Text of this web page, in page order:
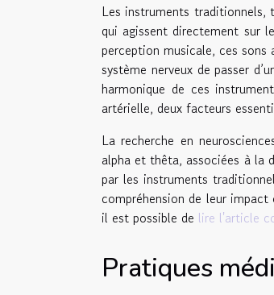
Les instruments traditionnels,
qui agissent directement sur
perception musicale, ces
système nerveux de passer
harmonique de ces
artérielle, deux facteurs
La recherche en
alpha et thêta, associées à la
par les instruments
compréhension de leur
il est possible de lire l'article
Pratiques